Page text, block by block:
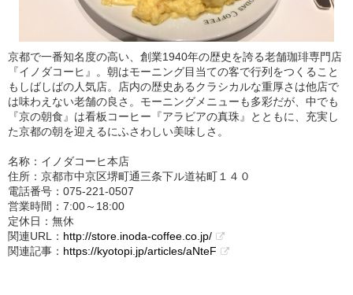
京都で一番知名度の高い、創業1940年の歴史を誇る老舗珈琲専門店
『イノダコーヒ』。朝はモーニング目当ての客で行列をつくること
もしばしばの人気店。店内の歴史あるクラシカルな重厚さは他店で
は味わえない老舗の良さ。モーニングメニューも多彩だが、中でも
『京の朝食』は看板コーヒー『アラビアの真珠』とともに、充実し
た京都の朝を迎えるにふさわしい美味しさ。
名称：イノダコーヒ本店
住所：京都市中京区堺町通三条下ル道祐町１４０
電話番号：075-221-0507
営業時間：7:00～18:00
定休日：無休
関連URL： http://store.inoda-coffee.co.jp/
関連記事： https://kyotopi.jp/articles/aNteF